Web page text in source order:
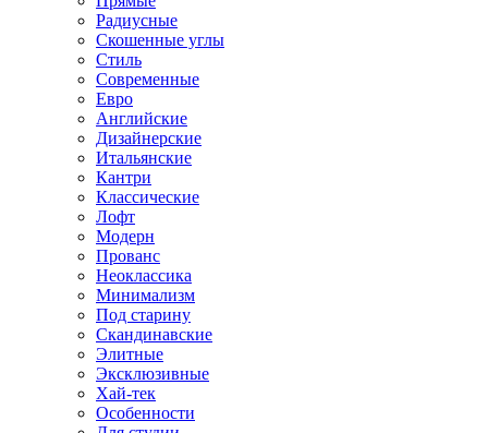
Радиусные
Скошенные углы
Стиль
Современные
Евро
Английские
Дизайнерские
Итальянские
Кантри
Классические
Лофт
Модерн
Прованс
Неоклассика
Минимализм
Под старину
Скандинавские
Элитные
Эксклюзивные
Хай-тек
Особенности